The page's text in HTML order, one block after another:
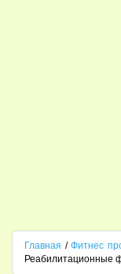
Главная /Фитнес
Реабилитационные